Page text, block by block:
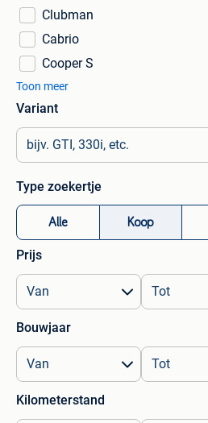
Clubman
Cabrio
Cooper S
Toon meer
Variant
Type zoekertje
Alle Koop
Prijs
Bouwjaar
Kilometerstand